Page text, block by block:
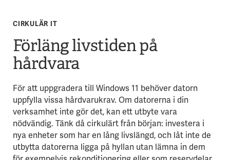
CIRKULÄR IT
Förläng livstiden på
hårdvara
För att uppgradera till Windows 11 behöver datorn
uppfylla vissa hårdvarukrav. Om datorerna i din
verksamhet inte gör det, kan ett utbyte vara
nödvändig. Tänk då cirkulärt från början: investera i
nya enheter som har en lång livslängd, och låt inte de
utbytta datorerna ligga på hyllan utan lämna in dem